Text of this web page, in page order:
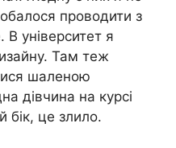
проводити з
В університет я
Там теж
шаленою
дівчина на курсі
бік, це злило.